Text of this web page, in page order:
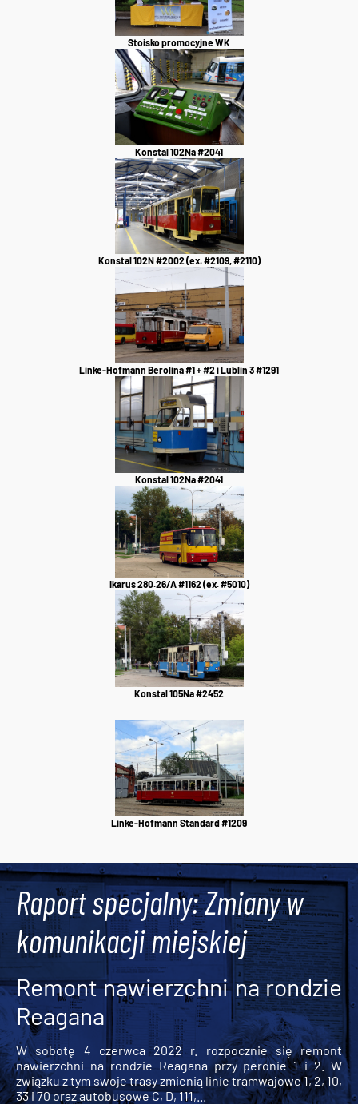
Stoisko promocyjne WK
Konstal 102Na #2041
Konstal 102N #2002 (ex. #2109, #2110)
Linke-Hofmann Berolina #1 + #2 i Lublin 3 #1291
Konstal 102Na #2041
Ikarus 280.26/A #1162 (ex. #5010)
Konstal 105Na #2452
Linke-Hofmann Standard #1209
Raport specjalny: Zmiany w
komunikacji miejskiej
Remont nawierzchni na rondzie
Reagana
W sobotę 4 czerwca 2022 r. rozpocznie się remont
nawierzchni na rondzie Reagana przy peronie 1 i 2. W
związku z tym swoje trasy zmienią linie tramwajowe 1, 2, 10,
33 i 70 oraz autobusowe C, D, 111,...